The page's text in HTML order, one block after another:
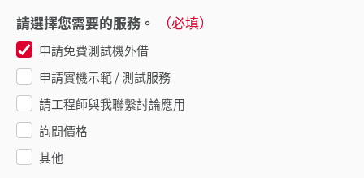
請選擇您需要的服務。 （必填）
申請免費測試機外借
申請實機示範 / 測試服務
請工程師與我聯繫討論應用
詢問價格
其他